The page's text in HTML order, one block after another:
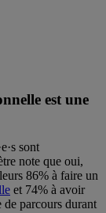
est une
sont
note que oui,
86% à faire un
et 74% à avoir
de parcours durant